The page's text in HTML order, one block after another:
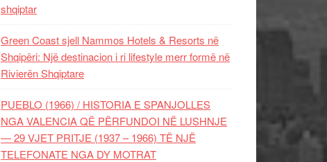
shqiptar
Green Coast sjell Nammos Hotels & Resorts në
Shqipëri: Një destinacion i ri lifestyle merr formë në
Rivierën Shqiptare
PUEBLO (1966) / HISTORIA E SPANJOLLES
NGA VALENCIA QË PËRFUNDOI NË LUSHNJE
— 29 VJET PRITJE (1937 – 1966) TË NJË
TELEFONATE NGA DY MOTRAT